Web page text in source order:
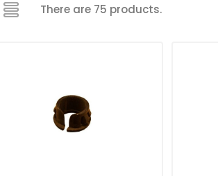
There are 75 products.